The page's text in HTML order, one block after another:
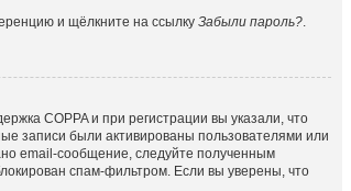
и щёлкните на ссылку Забыли пароль?.
COPPA и при регистрации вы указали, что
записи были активированы пользователями или
email-сообщение, следуйте полученным
спам-фильтром. Если вы уверены, что